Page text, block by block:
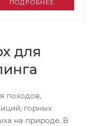
ПОДРОБНЕЕ
для
походов,
горных
на природе. В